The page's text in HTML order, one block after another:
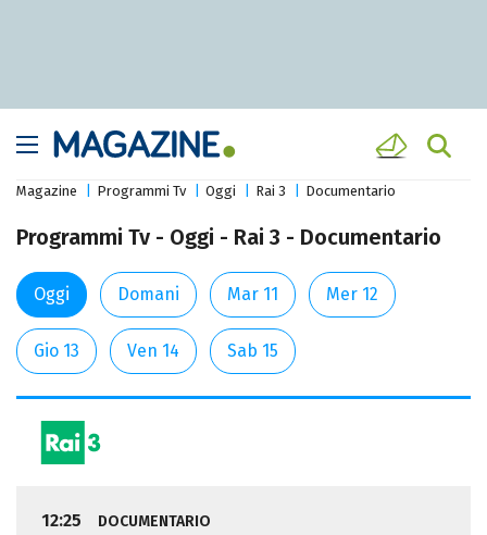
Magazine Programmi Tv Oggi Rai 3 Documentario
Programmi Tv - Oggi - Rai 3 - Documentario
Oggi Domani Mar 11 Mer 12
Gio 13 Ven 14 Sab 15
12:25 DOCUMENTARIO